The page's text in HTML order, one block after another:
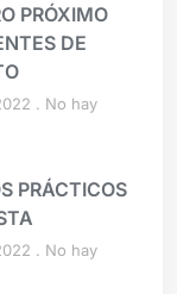
PRÓXIMO
DE
No hay
PRÁCTICOS
No hay